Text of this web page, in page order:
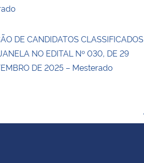
DE CANDIDATOS CLASSIFICADOS
NO EDITAL Nº 030, DE 29
DE 2025 – Mesterado